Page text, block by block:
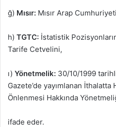
ğ) Mısır: Mısır Arap
h) TGTC: İstatistik
Tarife Cetvelini,
ı) Yönetmelik: 30/10/1999
Gazete’de yayımlanan İthalatta
Önlenmesi Hakkında
ifade eder.